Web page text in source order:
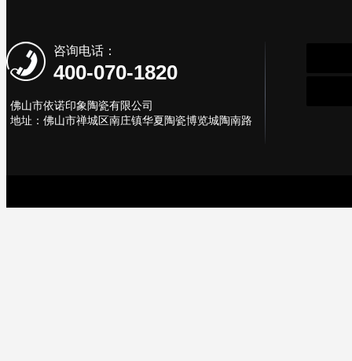
咨询电话：
400-070-1820
佛山市依诺印象陶瓷有限公司
地址：佛山市禅城区南庄镇华夏陶瓷博览城陶南路